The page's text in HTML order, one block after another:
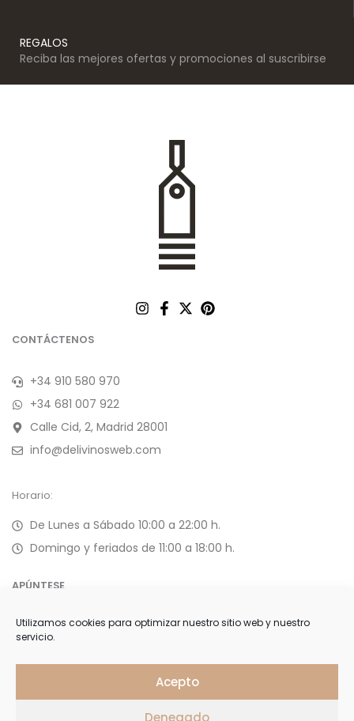
Utilizamos cookies para optimizar nuestro sitio web y nuestro
servicio.
Acepto
Denegado
REGALOS
Reciba las mejores ofertas y promociones al suscribirse
CONTÁCTENOS
+34 910 580 970
+34 681 007 922
Calle Cid, 2, Madrid 28001
info@delivinosweb.com
Horario:
De Lunes a Sábado 10:00 a 22:00 h.
Domingo y feriados de 11:00 a 18:00 h.
APÚNTESE
Forme parte de nuestra selecta lista de clientes y reciba